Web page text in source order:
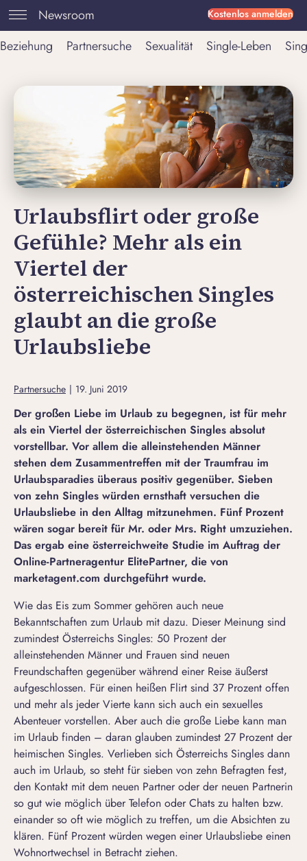
Kostenlos anmelden
Newsroom
Beziehung
Partnersuche Sexualität Single-Leben
Urlaubsflirt oder große
Gefühle? Mehr als ein
Viertel der
österreichischen Singles
glaubt an die große
Urlaubsliebe
Partnersuche | 19. Juni 2019
Der großen Liebe im Urlaub zu begegnen, ist für mehr
als ein Viertel der österreichischen Singles absolut
vorstellbar. Vor allem die alleinstehenden Männer
stehen dem Zusammentreffen mit der Traumfrau im
Urlaubsparadies überaus positiv gegenüber. Sieben
von zehn Singles würden ernsthaft versuchen die
Urlaubsliebe in den Alltag mitzunehmen. Fünf Prozent
wären sogar bereit für Mr. oder Mrs. Right umzuziehen.
Das ergab eine österreichweite Studie im Auftrag der
Online-Partneragentur ElitePartner, die von
marketagent.com durchgeführt wurde.
Wie das Eis zum Sommer gehören auch neue
Bekanntschaften zum Urlaub mit dazu. Dieser Meinung sind
zumindest Österreichs Singles: 50 Prozent der
alleinstehenden Männer und Frauen sind neuen
Freundschaften gegenüber während einer Reise äußerst
aufgeschlossen. Für einen heißen Flirt sind 37 Prozent offen
und mehr als jeder Vierte kann sich auch ein sexuelles
Abenteuer vorstellen. Aber auch die große Liebe kann man
im Urlaub finden – daran glauben zumindest 27 Prozent der
heimischen Singles. Verlieben sich Österreichs Singles dann
auch im Urlaub, so steht für sieben von zehn Befragten fest,
den Kontakt mit dem neuen Partner oder der neuen Partnerin
so gut wie möglich über Telefon oder Chats zu halten bzw.
einander so oft wie möglich zu treffen, um die Absichten zu
klären. Fünf Prozent würden wegen einer Urlaubsliebe einen
Wohnortwechsel in Betracht ziehen.